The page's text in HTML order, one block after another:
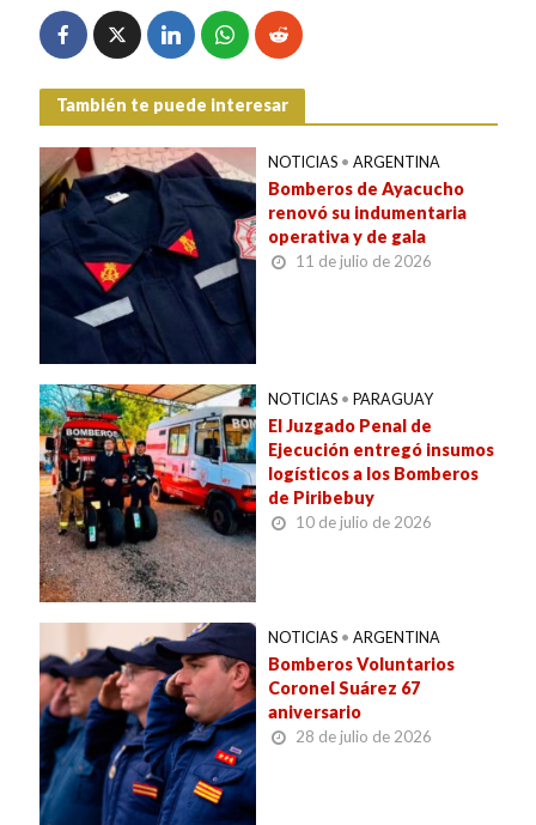
También te puede interesar
NOTICIAS • ARGENTINA
Bomberos de Ayacucho
renovó su indumentaria
operativa y de gala
11 de julio de 2026
NOTICIAS • PARAGUAY
El Juzgado Penal de
Ejecución entregó insumos
logísticos a los Bomberos
de Piribebuy
10 de julio de 2026
NOTICIAS • ARGENTINA
Bomberos Voluntarios
Coronel Suárez 67
aniversario
28 de julio de 2026